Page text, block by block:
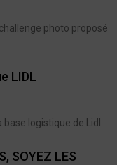
photo proposé
LIDL
logistique de Lidl
SOYEZ LES